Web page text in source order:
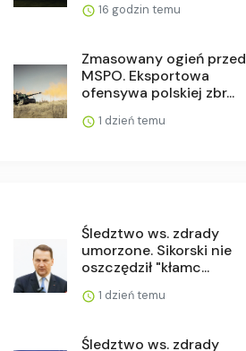
16 godzin temu
Zmasowany ogień przed
MSPO. Eksportowa
ofensywa polskiej zbr...
1 dzień temu
Śledztwo ws. zdrady
umorzone. Sikorski nie
oszczędził "kłamc...
1 dzień temu
Śledztwo ws. zdrady